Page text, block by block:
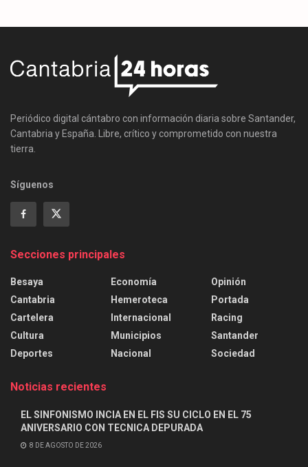
Periódico digital cántabro con información diaria sobre Santander,
Cantabria y España. Libre, crítico y comprometido con nuestra
tierra.
Síguenos
Secciones principales
Besaya
Cantabria
Cartelera
Cultura
Deportes
Economía
Hemeroteca
Internacional
Municipios
Nacional
Opinión
Portada
Racing
Santander
Sociedad
Noticias recientes
EL SINFONISMO INCIA EN EL FIS SU CICLO EN EL 75
ANIVERSARIO CON TECNICA DEPURADA
8 DE AGOSTO DE 2026